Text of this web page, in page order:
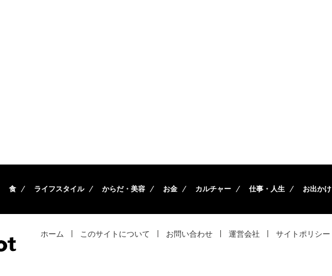
食 ライフスタイル からだ・美容 お金 カルチャー 仕事・人生 お出かけ
ホーム このサイトについて お問い合わせ 運営会社 サイトポリシー